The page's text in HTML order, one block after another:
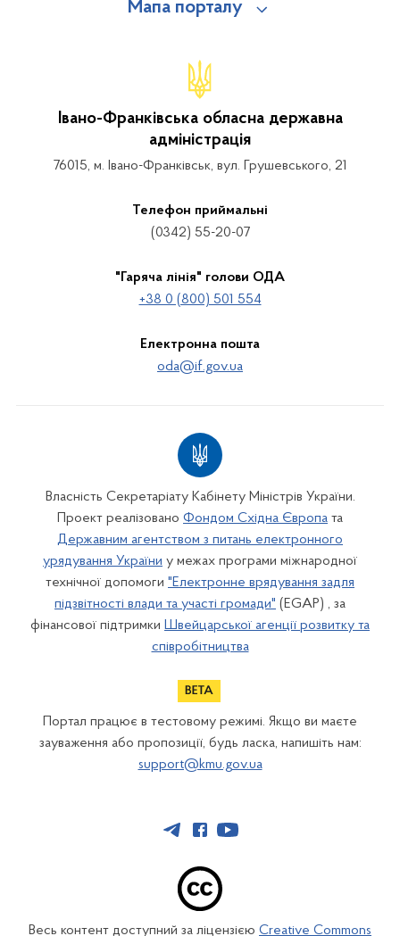
Мапа порталу
Івано-Франківська обласна державна
адміністрація
76015, м. Івано-Франківськ, вул. Грушевського, 21
Телефон приймальні
(0342) 55-20-07
"Гаряча лінія" голови ОДА
+38 0 (800) 501 554
Електронна пошта
oda@if.gov.ua
Власність Секретаріату Кабінету Міністрів України.
Проект реалізовано Фондом Східна Європа та
Державним агентством з питань електронного
урядування України у межах програми міжнародної
технічної допомоги "Електронне врядування задля
підзвітності влади та участі громади" (EGAP) , за
фінансової підтримки Швейцарської агенції розвитку та
співробітництва
Портал працює в тестовому режимі. Якщо ви маєте
зауваження або пропозиції, будь ласка, напишіть нам:
support@kmu.gov.ua
Весь контент доступний за ліцензією Creative Commons